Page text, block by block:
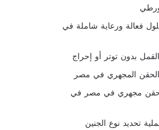
فعالة ورعاية شاملة في
بدون توتر أو إحراج
المجهري في مصر
مجهري في مصر في
تحديد نوع الجنين